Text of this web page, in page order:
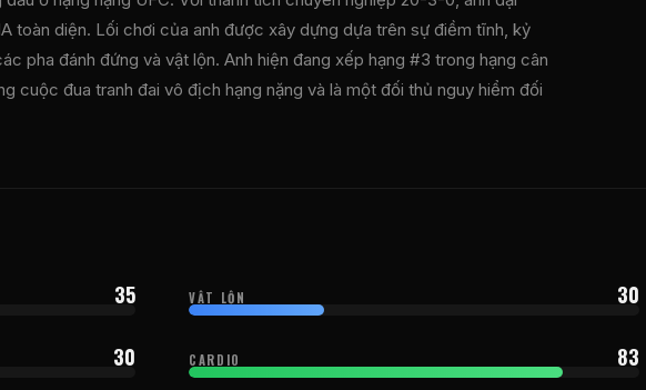
toàn diện. Lối chơi của anh được xây dựng dựa trên sự điềm tĩnh, kỷ
pha đánh đứng và vật lộn. Anh hiện đang xếp hạng #3 trong hạng cân
cuộc đua tranh đai vô địch hạng nặng và là một đối thủ nguy hiểm đối
35 VẬT LỘN 30
30 CARDIO 83